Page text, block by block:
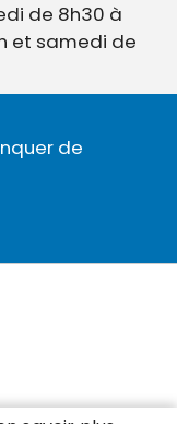
de 8h30 à
et samedi de
de